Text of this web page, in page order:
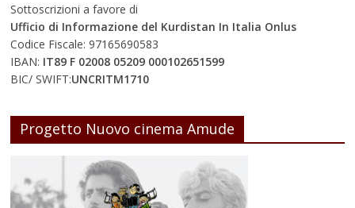
Sottoscrizioni a favore di
Ufficio di Informazione del Kurdistan In Italia Onlus
Codice Fiscale: 97165690583
IBAN: IT89 F 02008 05209 000102651599
BIC/ SWIFT:UNCRITM1710
Progetto Nuovo cinema Amude